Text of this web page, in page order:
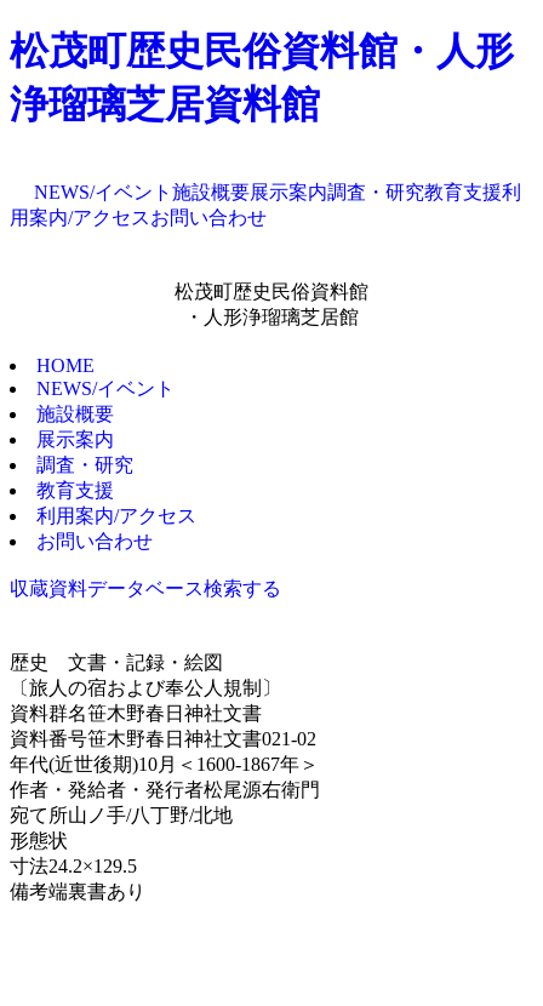
松茂町歴史民俗資料館・人形
浄瑠璃芝居資料館
NEWS/イベント 施設概要展示案内調査・研究教育支援利
用案内/アクセスお問い合わせ
松茂町歴史民俗資料館
・人形浄瑠璃芝居館
HOME
NEWS/イベント
施設概要
展示案内
調査・研究
教育支援
利用案内/アクセス
お問い合わせ
収蔵資料データベース検索する
歴史
文書・記録・絵図
〔旅人の宿および奉公人規制〕
資料群名笹木野春日神社文書
資料番号笹木野春日神社文書021-02
年代(近世後期)10月＜1600-1867年＞
作者・発給者・発行者松尾源右衛門
宛て所山ノ手/八丁野/北地
形態状
寸法24.2×129.5
備考端裏書あり